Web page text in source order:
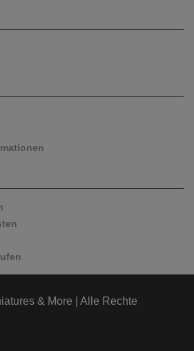
& More | Alle Rechte